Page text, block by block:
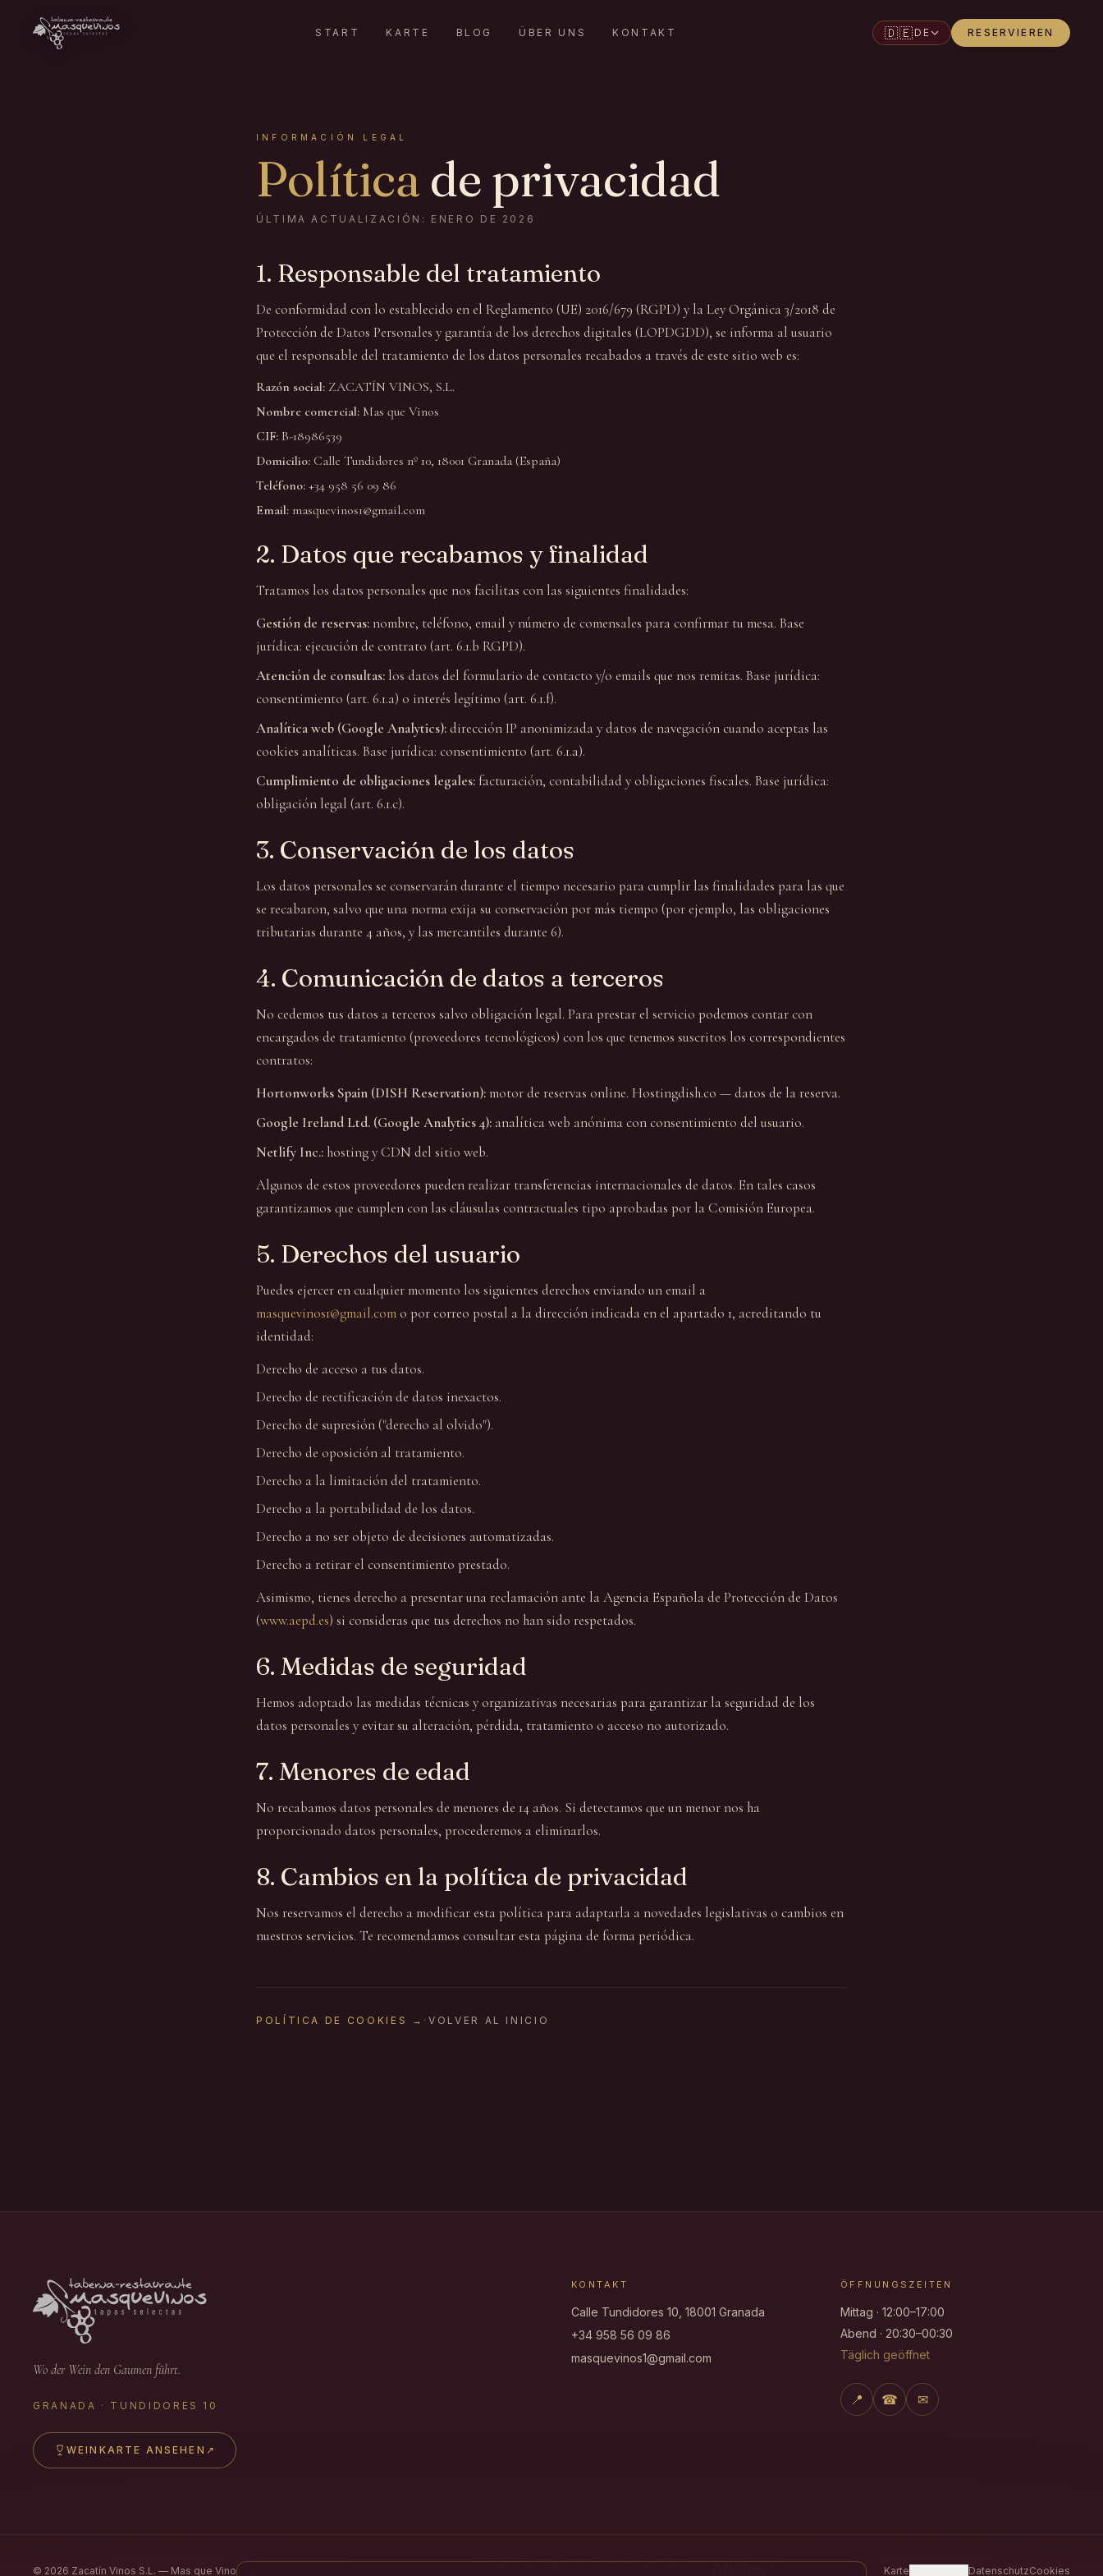
START KARTE BLOG ÜBER UNS KONTAKT 🇩🇪 DE RESERVIEREN
INFORMACIÓN LEGAL
Política de privacidad
ÚLTIMA ACTUALIZACIÓN: ENERO DE 2026
1. Responsable del tratamiento
De conformidad con lo establecido en el Reglamento (UE) 2016/679 (RGPD) y la Ley Orgánica 3/2018 de
Protección de Datos Personales y garantía de los derechos digitales (LOPDGDD), se informa al usuario
que el responsable del tratamiento de los datos personales recabados a través de este sitio web es:
Razón social: ZACATÍN VINOS, S.L.
Nombre comercial: Mas que Vinos
CIF: B-18986539
Domicilio: Calle Tundidores nº 10, 18001 Granada (España)
Teléfono: +34 958 56 09 86
Email: masquevinos1@gmail.com
2. Datos que recabamos y finalidad
Tratamos los datos personales que nos facilitas con las siguientes finalidades:
Gestión de reservas: nombre, teléfono, email y número de comensales para confirmar tu mesa. Base
jurídica: ejecución de contrato (art. 6.1.b RGPD).
Atención de consultas: los datos del formulario de contacto y/o emails que nos remitas. Base jurídica:
consentimiento (art. 6.1.a) o interés legítimo (art. 6.1.f).
Analítica web (Google Analytics): dirección IP anonimizada y datos de navegación cuando aceptas las
cookies analíticas. Base jurídica: consentimiento (art. 6.1.a).
Cumplimiento de obligaciones legales: facturación, contabilidad y obligaciones fiscales. Base jurídica:
obligación legal (art. 6.1.c).
3. Conservación de los datos
Los datos personales se conservarán durante el tiempo necesario para cumplir las finalidades para las que
se recabaron, salvo que una norma exija su conservación por más tiempo (por ejemplo, las obligaciones
tributarias durante 4 años, y las mercantiles durante 6).
4. Comunicación de datos a terceros
No cedemos tus datos a terceros salvo obligación legal. Para prestar el servicio podemos contar con
encargados de tratamiento (proveedores tecnológicos) con los que tenemos suscritos los correspondientes
contratos:
Hortonworks Spain (DISH Reservation): motor de reservas online. Hostingdish.co — datos de la reserva.
Google Ireland Ltd. (Google Analytics 4): analítica web anónima con consentimiento del usuario.
Netlify Inc.: hosting y CDN del sitio web.
Algunos de estos proveedores pueden realizar transferencias internacionales de datos. En tales casos
garantizamos que cumplen con las cláusulas contractuales tipo aprobadas por la Comisión Europea.
5. Derechos del usuario
Puedes ejercer en cualquier momento los siguientes derechos enviando un email a
masquevinos1@gmail.com o por correo postal a la dirección indicada en el apartado 1, acreditando tu
identidad:
Derecho de acceso a tus datos.
Derecho de rectificación de datos inexactos.
Derecho de supresión ("derecho al olvido").
Derecho de oposición al tratamiento.
Derecho a la limitación del tratamiento.
Derecho a la portabilidad de los datos.
Derecho a no ser objeto de decisiones automatizadas.
Derecho a retirar el consentimiento prestado.
Asimismo, tienes derecho a presentar una reclamación ante la Agencia Española de Protección de Datos
(www.aepd.es) si consideras que tus derechos no han sido respetados.
6. Medidas de seguridad
Hemos adoptado las medidas técnicas y organizativas necesarias para garantizar la seguridad de los
datos personales y evitar su alteración, pérdida, tratamiento o acceso no autorizado.
7. Menores de edad
No recabamos datos personales de menores de 14 años. Si detectamos que un menor nos ha
proporcionado datos personales, procederemos a eliminarlos.
8. Cambios en la política de privacidad
Nos reservamos el derecho a modificar esta política para adaptarla a novedades legislativas o cambios en
nuestros servicios. Te recomendamos consultar esta página de forma periódica.
POLÍTICA DE COOKIES → ·VOLVER AL INICIO
Wo der Wein den Gaumen führt.
GRANADA · TUNDIDORES 10
WEINKARTE ANSEHEN ↗
KONTAKT
Calle Tundidores 10, 18001 Granada
+34 958 56 09 86
masquevinos1@gmail.com
ÖFFNUNGSZEITEN
Mittag · 12:00–17:00
Abend · 20:30–00:30
Täglich geöffnet
📍 ☎ ✉
© 2026 Zacatín Vinos S.L. — Mas que Vinos.
DESARROLLADO Y POSICIONADO
Karte DatenschutzCookies